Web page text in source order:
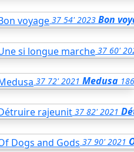
37 54' 2023 Bon
37 60'
37 72' 2021 Medusa 186
37 82' 2021
37 90' 2021